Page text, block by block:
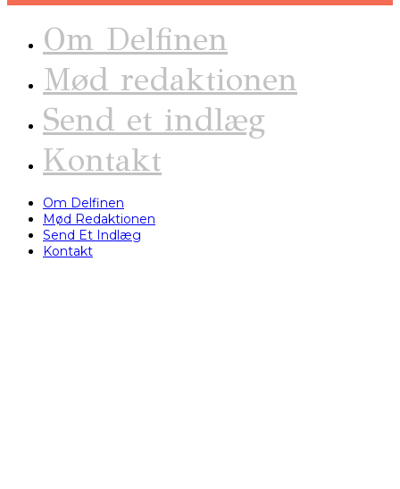
Om Delfinen
Mød redaktionen
Send et indlæg
Kontakt
Om Delfinen
Mød Redaktionen
Send Et Indlæg
Kontakt